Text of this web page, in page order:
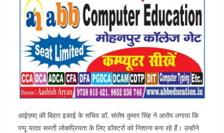
आईएमए की बिहार इकाई के सचिव डॉ. संतोष कुमार सिंह ने आरोप लगाया कि
पप्पू यादव सस्ती लोकप्रियता के लिए डॉक्टरों को निशाना बना रहे हैं। उन्होंने